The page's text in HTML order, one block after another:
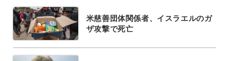
米慈善団体関係者、イスラエルのガ
ザ攻撃で死亡